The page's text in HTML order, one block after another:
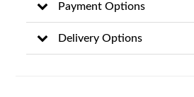
Payment Options
Delivery Options